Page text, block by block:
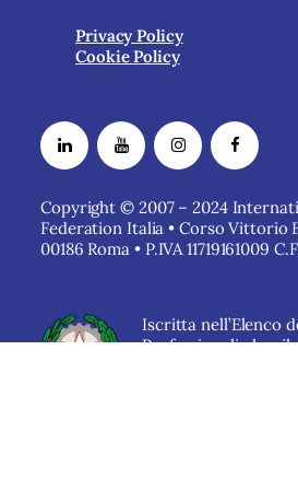
Privacy Policy
Cookie Policy
Copyright © 2007 – 2024
Federation Italia • Corso Vittorio
00186 Roma • P.IVA 11719161009
Iscritta nell’Elenco
Professionali che